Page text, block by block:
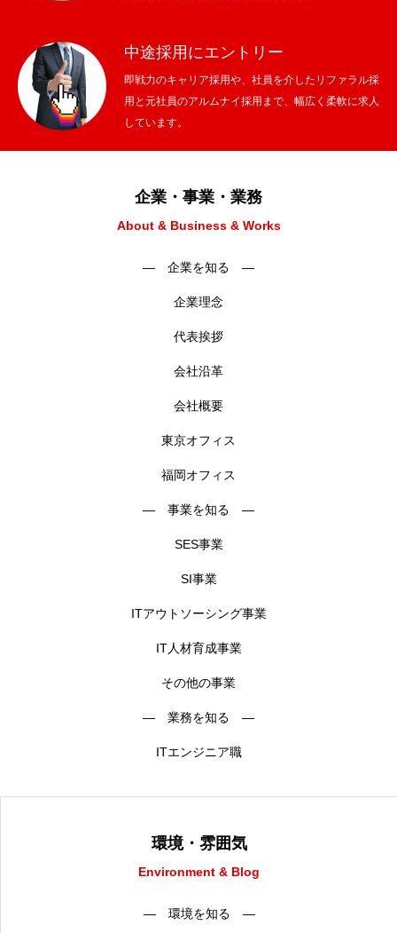
中途採用にエントリー
即戦力のキャリア採用や、社員を介したリファラル採
用と元社員のアルムナイ採用まで、幅広く柔軟に求人
しています。
企業・事業・業務
About & Business & Works
― 企業を知る ―
企業理念
代表挨拶
会社沿革
会社概要
東京オフィス
福岡オフィス
― 事業を知る ―
SES事業
SI事業
ITアウトソーシング事業
IT人材育成事業
その他の事業
― 業務を知る ―
ITエンジニア職
環境・雰囲気
Environment & Blog
― 環境を知る ―